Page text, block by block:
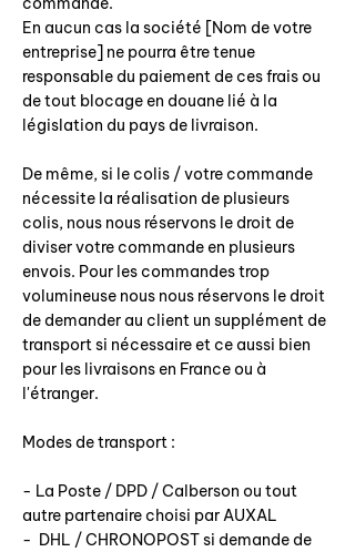
En aucun cas la société [Nom de votre
entreprise] ne pourra être tenue
responsable du paiement de ces frais ou
de tout blocage en douane lié à la
législation du pays de livraison.
De même, si le colis / votre commande
nécessite la réalisation de plusieurs
colis, nous nous réservons le droit de
diviser votre commande en plusieurs
envois. Pour les commandes trop
volumineuse nous nous réservons le droit
de demander au client un supplément de
transport si nécessaire et ce aussi bien
pour les livraisons en France ou à
l'étranger.
Modes de transport :
- La Poste / DPD / Calberson ou tout
autre partenaire choisi par AUXAL
- DHL / CHRONOPOST si demande de